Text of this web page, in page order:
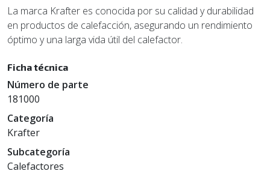
La marca Krafter es conocida por su calidad y durabilidad
en productos de calefacción, asegurando un rendimiento
óptimo y una larga vida útil del calefactor.
Ficha técnica
Número de parte
181000
Categoría
Krafter
Subcategoría
Calefactores